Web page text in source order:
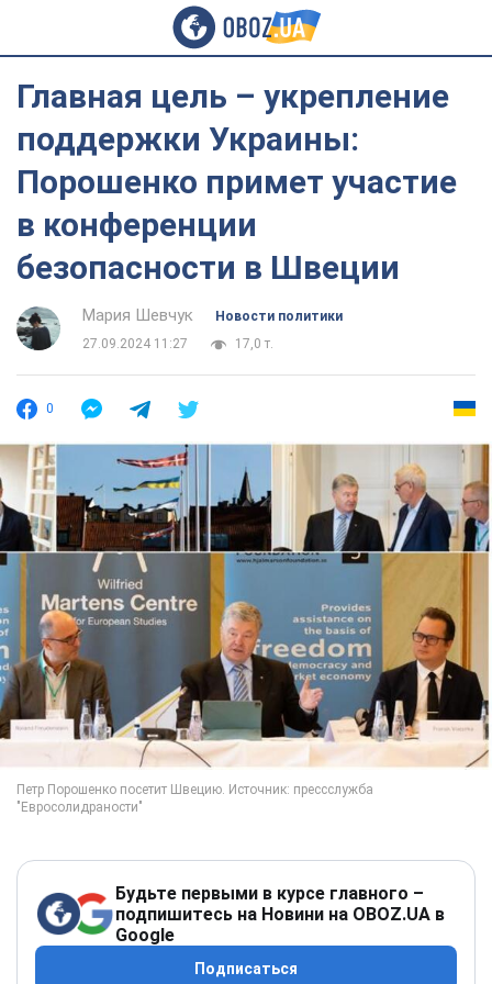
Главная цель – укрепление
поддержки Украины:
Порошенко примет участие
в конференции
безопасности в Швеции
Мария Шевчук
Новости политики
27.09.2024 11:27
17,0 т.
0
Будьте первыми в курсе главного –
подпишитесь на Новини на OBOZ.UA в
Google
Подписаться